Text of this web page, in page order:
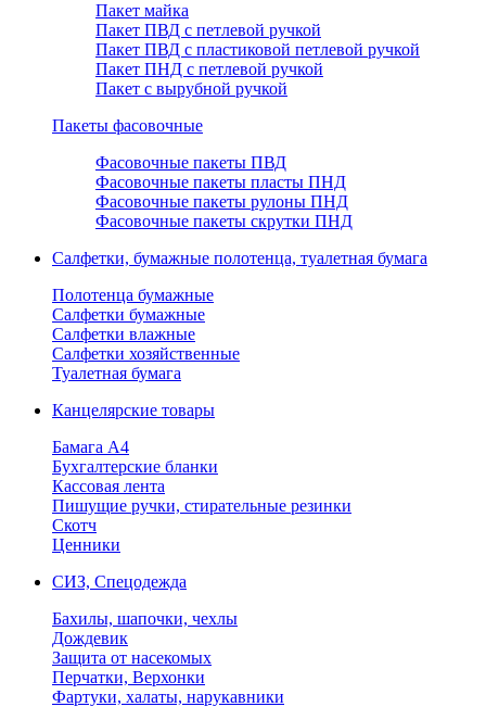
Пакет майка
Пакет ПВД с петлевой ручкой
Пакет ПВД с пластиковой петлевой ручкой
Пакет ПНД с петлевой ручкой
Пакет с вырубной ручкой
Пакеты фасовочные
Фасовочные пакеты ПВД
Фасовочные пакеты пласты ПНД
Фасовочные пакеты рулоны ПНД
Фасовочные пакеты скрутки ПНД
Салфетки, бумажные полотенца, туалетная бумага
Полотенца бумажные
Салфетки бумажные
Салфетки влажные
Салфетки хозяйственные
Туалетная бумага
Канцелярские товары
Бамага А4
Бухгалтерские бланки
Кассовая лента
Пишущие ручки, стирательные резинки
Скотч
Ценники
СИЗ, Спецодежда
Бахилы, шапочки, чехлы
Дождевик
Защита от насекомых
Перчатки, Верхонки
Фартуки, халаты, нарукавники